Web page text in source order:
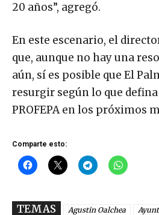
20 años”, agregó.
En este escenario, el
que, aunque no hay una
aún, sí es posible que El
resurgir según lo que defina
PROFEPA en los próximos
Comparte esto:
TEMAS Agustin Oalchea